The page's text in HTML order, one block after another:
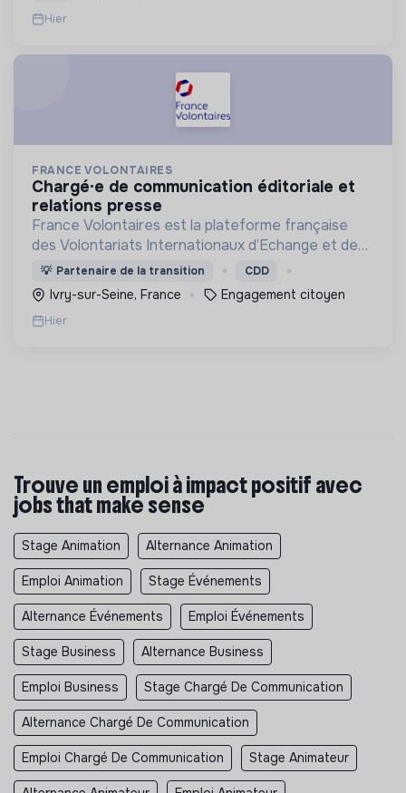
Hier
FRANCE VOLONTAIRES
chargé·e de communication éditoriale et
relations presse
France Volontaires est la plateforme française
des Volontariats Internationaux d’Echange et de
Solidarité.
💡 Partenaire de la transition CDD
Ivry-sur-Seine, France Engagement citoyen
Hier
Trouve un emploi à impact positif avec
jobs that make sense
Stage Animation Alternance Animation
Emploi Animation Stage Événements
Alternance Événements Emploi Événements
Stage Business Alternance Business
Emploi Business Stage Chargé De Communication
Alternance Chargé De Communication
Emploi Chargé De Communication Stage Animateur